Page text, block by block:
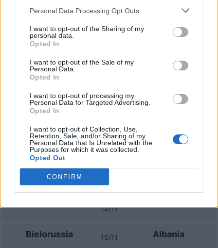
Personal Data Processing Opt Outs
I want to opt-out of the Sharing of my
personal data.
Opted In
I want to opt-out of the Sale of my
Personal Data.
Opted In
I want to opt-out of processing my
Personal Data for Targeted Advertising.
Opted In
I want to opt-out of Collection, Use,
Retention, Sale, and/or Sharing of my
Personal Data that Is Unrelated with the
Purposes for which it was collected.
Opted Out
CONFIRM
Nessun biglietto a
FNAC
Nessun biglietto a
CARREFOUR
Prossime partite Albania
26/09
San Marino
Finlandia 03/10 Albania
Albania
Albania 12/11 Finlandia
Bielorussia 15/11 Albania